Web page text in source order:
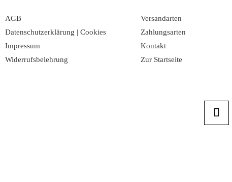
AGB
Datenschutzerklärung | Cookies
Impressum
Widerrufsbelehrung
Versandarten
Zahlungsarten
Kontakt
Zur Startseite